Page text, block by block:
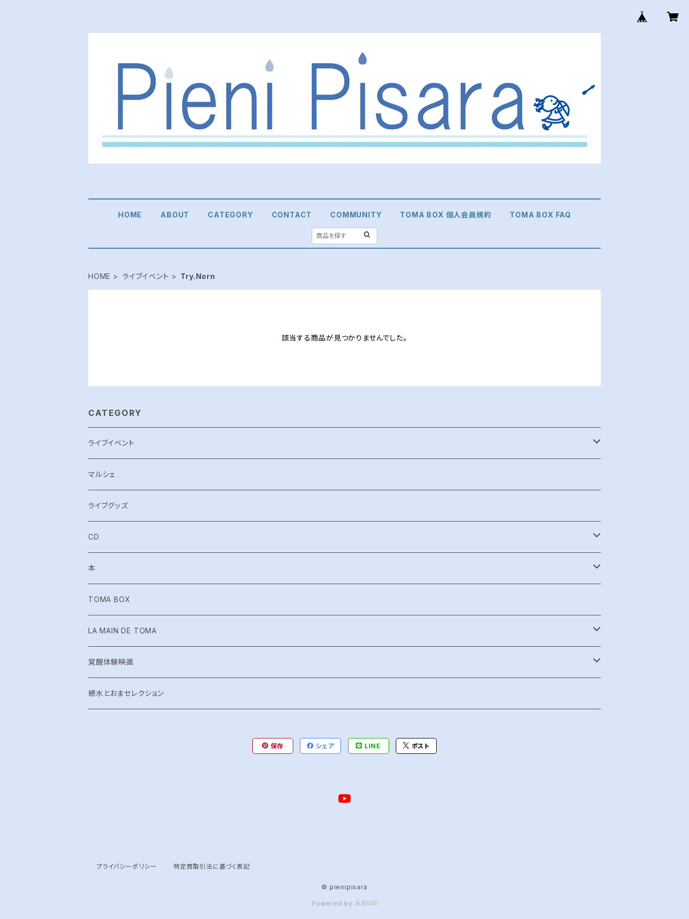
HOME ABOUT CATEGORY CONTACT COMMUNITY TOMA BOX 個人会員規約 TOMA BOX FAQ
HOME ライブイベント Try.Norn
該当する商品が見つかりませんでした。
CATEGORY
ライブイベント
WHITEBURN
TOMA Acoustic Live
EMERALD TABLET LIVE
神言 -kamigoto-
カミムスヒ
Try.Norn
shucca+
shucca+ Live「神意開華 」
TOMA IMPACT
マルシェ
ライブグッズ
CD
Shinshoku
超次元トリッパー☆イシュタール
EmeraldTablet
カミムスヒ
本
月刊とおま
絵本
TOMA BOX
LA MAIN DE TOMA
布ナプキン
覚醒体験映画
グッズ
總水とおまセレクション
保存 シェア LINE ポスト
プライバシーポリシー 特定商取引法に基づく表記
© pienipisara
Powered by